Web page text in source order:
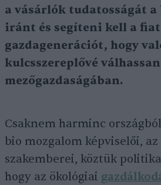
a vásárlók tudatosságát
iránt és segíteni kell a
gazdagenerációt, hogy
kulcsszereplővé
mezőgazdaságában.
Csaknem harminc
bio mozgalom képviselői,
szakemberei, köztük
hogy az ökológiai